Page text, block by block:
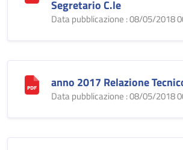
Segretario C.le
Data pubblicazione : 08/05/2018
anno 2017 Relazione
Data pubblicazione : 08/05/2018